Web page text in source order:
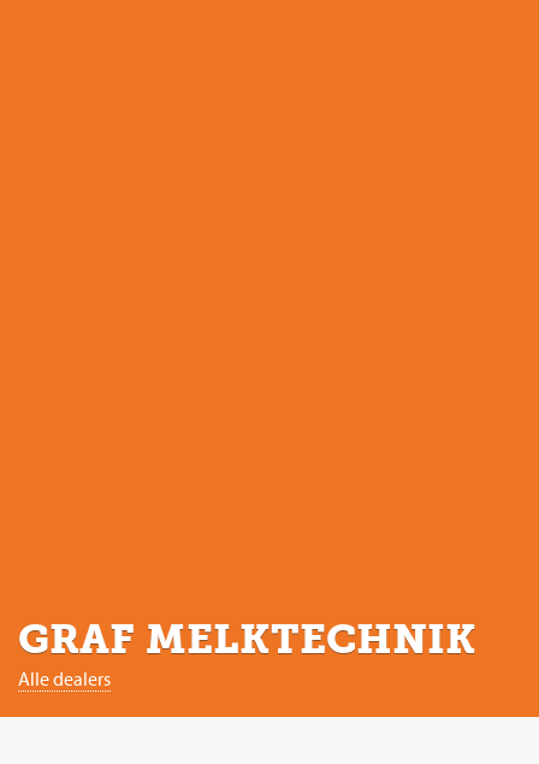
GRAF MELKTECHNIK
Alle dealers